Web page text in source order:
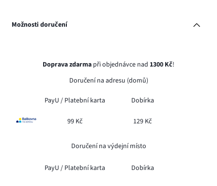
Možnosti doručení
Doprava zdarma při objednávce nad 1300 Kč!
Doručení na adresu (domů)
PayU / Platební karta Dobírka
99 Kč 129 Kč
Doručení na výdejní místo
PayU / Platební karta Dobírka